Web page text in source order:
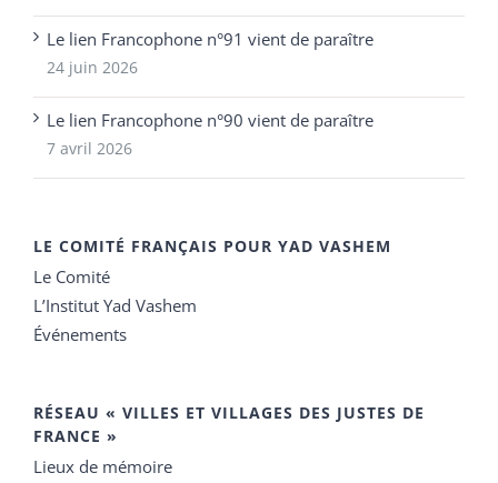
Le lien Francophone n°91 vient de paraître
24 juin 2026
Le lien Francophone n°90 vient de paraître
7 avril 2026
LE COMITÉ FRANÇAIS POUR YAD VASHEM
Le Comité
L’Institut Yad Vashem
Événements
RÉSEAU « VILLES ET VILLAGES DES JUSTES DE
FRANCE »
Lieux de mémoire